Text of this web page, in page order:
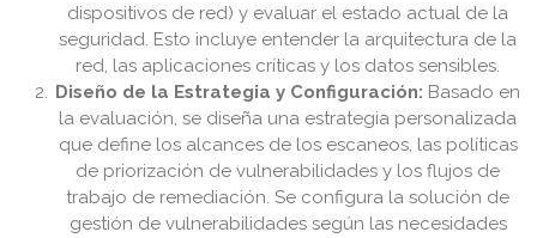
dispositivos de red) y evaluar el estado actual de la
seguridad. Esto incluye entender la arquitectura de la
red, las aplicaciones críticas y los datos sensibles.
Diseño de la Estrategia y Configuración: Basado en
la evaluación, se diseña una estrategia personalizada
que define los alcances de los escaneos, las políticas
de priorización de vulnerabilidades y los flujos de
trabajo de remediación. Se configura la solución de
gestión de vulnerabilidades según las necesidades